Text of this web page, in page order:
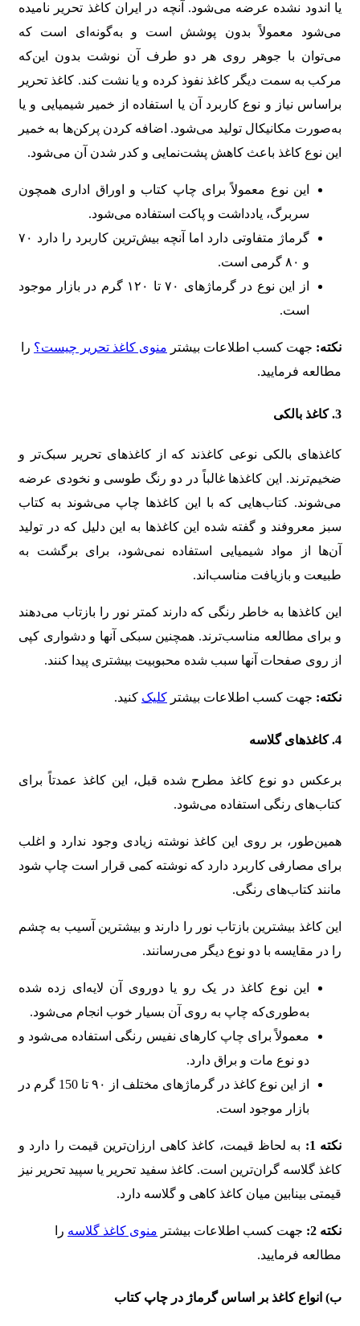
یا اندود نشده عرضه می‌شود. آنچه در ایران کاغذ تحریر نامیده
می‌شود معمولاً بدون پوشش است و به‌گونه‌ای است که
می‌توان با جوهر روی هر دو طرف آن نوشت بدون این‌که
مرکب به سمت دیگر کاغذ نفوذ کرده و یا نشت کند. کاغذ تحریر
براساس نیاز و نوع کاربرد آن یا استفاده از خمیر شیمیایی و یا
به‌صورت مکانیکال تولید می‌شود. اضافه کردن پرکن‌ها به خمیر
این نوع کاغذ باعث کاهش پشت‌نمایی و کدر شدن آن می‌شود.
این نوع معمولاً برای چاپ کتاب و اوراق اداری همچون
سربرگ، یادداشت و پاکت استفاده می‌شود.
گرماژ متفاوتی دارد اما آنچه بیش‌ترین کاربرد را دارد ۷۰
و ۸۰ گرمی است.
از این نوع در گرماژهای ۷۰ تا ۱۲۰ گرم در بازار موجود
است.
نکته: جهت کسب اطلاعات بیشتر منوی کاغذ تحریر چیست؟ را
مطالعه فرمایید.
3. کاغذ بالکی
کاغذهای بالکی نوعی کاغذند که از کاغذهای تحریر سبک‌تر و
ضخیم‌ترند. این کاغذها غالباً در دو رنگ طوسی و نخودی عرضه
می‌شوند. کتاب‌هایی که با این کاغذها چاپ می‌شوند به کتاب
سبز معروفند و گفته شده این کاغذها به این دلیل که در تولید
آن‌ها از مواد شیمیایی استفاده نمی‌شود، برای برگشت به
طبیعت و بازیافت مناسب‌اند.
این کاغذها به خاطر رنگی که دارند کمتر نور را بازتاب می‌دهند
و برای مطالعه مناسب‌ترند. همچنین سبکی آنها و دشواری کپی
از روی صفحات آنها سبب شده محبوبیت بیشتری پیدا کنند.
نکته: جهت کسب اطلاعات بیشتر کلیک کنید.
4. کاغذهای گلاسه
برعکس دو نوع کاغذ مطرح شده قبل، این کاغذ عمدتاً برای
کتاب‌های رنگی استفاده می‌شود.
همین‌طور، بر روی این کاغذ نوشته زیادی وجود ندارد و اغلب
برای مصارفی کاربرد دارد که نوشته کمی قرار است چاپ شود
مانند کتاب‌های رنگی.
این کاغذ بیشترین بازتاب نور را دارند و بیشترین آسیب به چشم
را در مقایسه با دو نوع دیگر می‌رسانند.
این نوع کاغذ در یک رو یا دوروی آن لایه‌ای زده شده
به‌طوری‌که چاپ به روی آن بسیار خوب انجام می‌شود.
معمولاً برای چاپ کارهای نفیس رنگی استفاده می‌شود و
دو نوع مات و براق دارد.
از این نوع کاغذ در گرماژهای مختلف از ۹۰ تا 150 گرم در
بازار موجود است.
نکته 1:
به لحاظ قیمت، کاغذ کاهی ارزان‌ترین قیمت را دارد و
کاغذ گلاسه گران‌ترین است. کاغذ سفید تحریر یا سپید تحریر نیز
قیمتی بینابین میان کاغذ کاهی و گلاسه دارد.
نکته 2: جهت کسب اطلاعات بیشتر منوی کاغذ گلاسه را
مطالعه فرمایید.
ب) انواع کاغذ بر اساس گرماژ در چاپ کتاب